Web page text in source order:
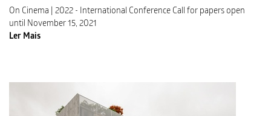
On Cinema | 2022 - International Conference Call for papers open
until November 15, 2021
Ler Mais